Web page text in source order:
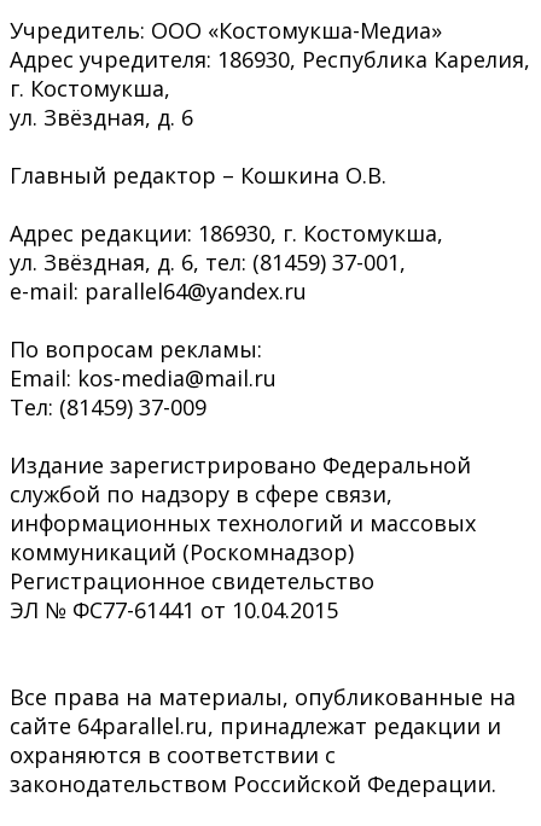
Учредитель: ООО «Костомукша-Медиа»
Адрес учредителя: 186930, Республика Карелия,
г. Костомукша,
ул. Звёздная, д. 6
Главный редактор – Кошкина О.В.
Адрес редакции: 186930, г. Костомукша,
ул. Звёздная, д. 6, тел: (81459) 37-001,
e-mail: parallel64@yandex.ru
По вопросам рекламы:
Email: kos-media@mail.ru
Тел: (81459) 37-009
Издание зарегистрировано Федеральной
службой по надзору в сфере связи,
информационных технологий и массовых
коммуникаций (Роскомнадзор)
Регистрационное свидетельство
ЭЛ № ФС77-61441 от 10.04.2015
Все права на материалы, опубликованные на
сайте 64parallel.ru, принадлежат редакции и
охраняются в соответствии с
законодательством Российской Федерации.